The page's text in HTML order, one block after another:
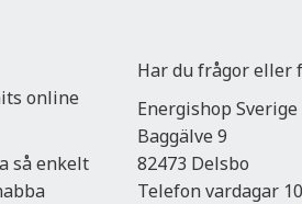
online
så enkelt
Har du frågor eller
Energishop Sverige
Baggälve 9
82473 Delsbo
Telefon vardagar